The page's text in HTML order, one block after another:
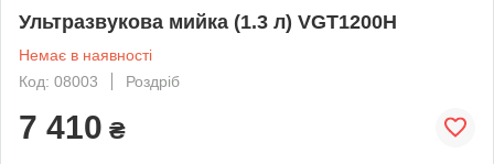
Ультразвукова мийка (1.3 л) VGT1200H
Немає в наявності
Код: 08003
Роздріб
7 410 ₴